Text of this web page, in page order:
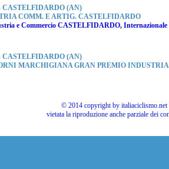
CASTELFIDARDO (AN)
COMM. E ARTIG. CASTELFIDARDO
e Commercio CASTELFIDARDO, Internazionale
CASTELFIDARDO (AN)
MARCHIGIANA GRAN PREMIO
© 2014 copyright by
vietata la riproduzione anche parziale dei